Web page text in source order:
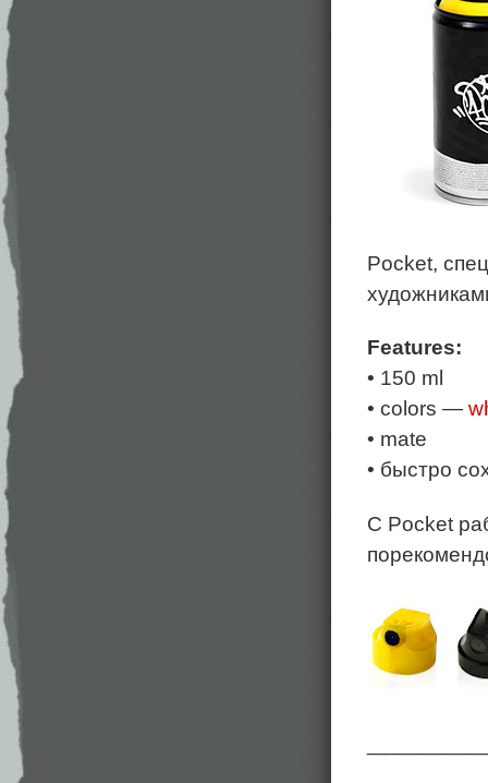
Pocket,
Features:
• 150 ml
• colors —
• mate
• быстро
С Pocket